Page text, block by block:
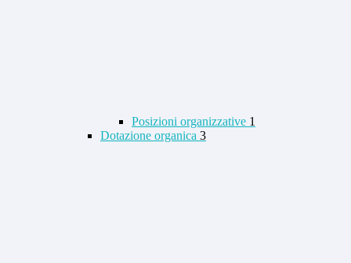
Posizioni organizzative 1
Dotazione organica 3